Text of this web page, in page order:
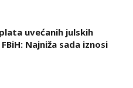
uvećanih julskih
Najniža sada iznosi